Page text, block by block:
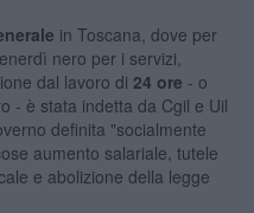
in Toscana, dove per
nero per i servizi,
dal lavoro di 24 ore - o
- è stata indetta da Cgil e Uil
definita "socialmente
aumento salariale, tutele
e abolizione della legge